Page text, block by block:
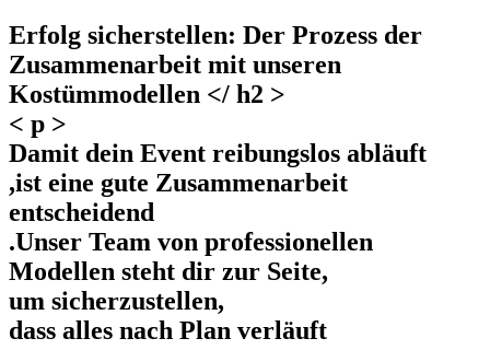
Erfolg sicherstellen: Der Prozess der
Zusammenarbeit mit unseren
Kostümmodellen </ h2 >
< p >
Damit dein Event reibungslos abläuft
,ist eine gute Zusammenarbeit
entscheidend
.Unser Team von professionellen
Modellen steht dir zur Seite,
um sicherzustellen,
dass alles nach Plan verläuft